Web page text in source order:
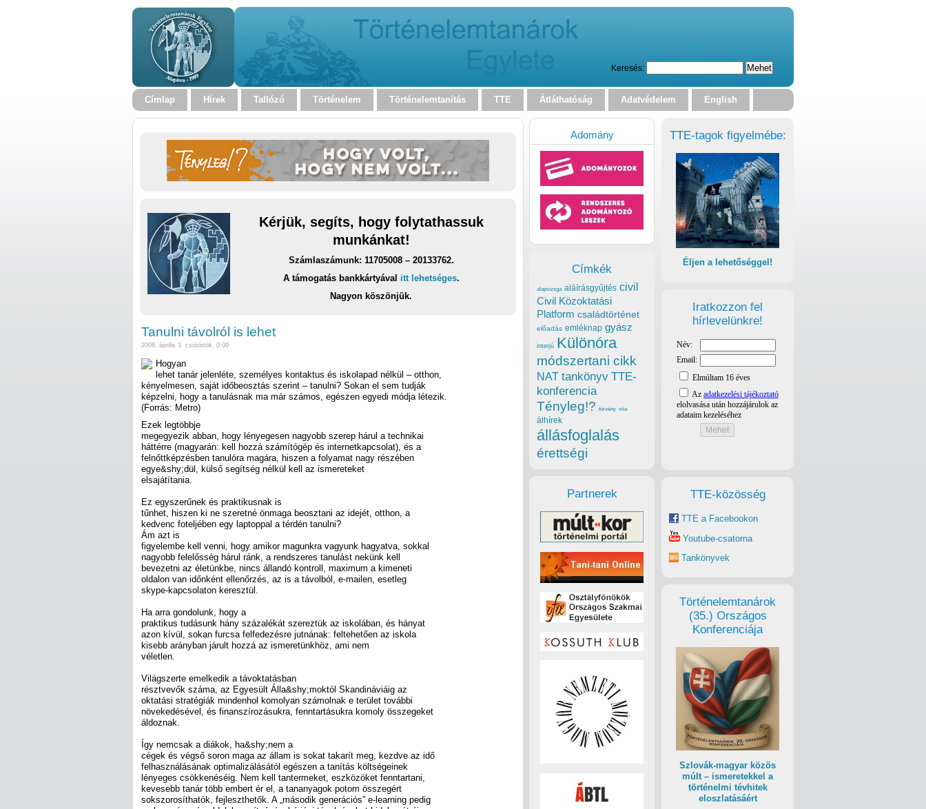
Keresés:
Címlap Hírek Tallózó Történelem Történelemtanítás TTE Átláthatóság Adatvédelem English
Kérjük, segíts, hogy folytathassuk
munkánkat!
Számlaszámunk: 11705008 – 20133762.
A támogatás bankkártyával itt lehetséges.
Nagyon köszönjük.
Tanulni távolról is lehet
2008. április 3. csütörtök, 0:00
Hogyan
lehet tanár jelenléte, személyes kontaktus és iskolapad nélkül – otthon,
kényelmesen, saját időbeosztás szerint – tanulni? Sokan el sem tudják
képzelni, hogy a tanulásnak ma már számos, egészen egyedi módja létezik.
(Forrás: Metro)
Ezek legtöbbje
megegyezik abban, hogy lényegesen nagyobb szerep hárul a technikai
háttérre (magyarán: kell hozzá számítógép és internetkapcsolat), és a
felnőttképzésben tanulóra magára, hiszen a folyamat nagy részében
egye&shy;dül, külső segítség nélkül kell az ismereteket
elsajátítania.
Ez egyszerűnek és praktikusnak is
tűnhet, hiszen ki ne szeretné önmaga beosztani az idejét, otthon, a
kedvenc foteljében egy laptoppal a térdén tanulni?
Ám azt is
figyelembe kell venni, hogy amikor magunkra vagyunk hagyatva, sokkal
nagyobb felelősség hárul ránk, a rendszeres tanulást nekünk kell
bevezetni az életünkbe, nincs állandó kontroll, maximum a kimeneti
oldalon van időnként ellenőrzés, az is a távolból, e-mailen, esetleg
skype-kapcsolaton keresztül.
Ha arra gondolunk, hogy a
praktikus tudásunk hány százalékát szereztük az iskolában, és hányat
azon kívül, sokan furcsa felfedezésre jutnának: feltehetően az iskola
kisebb arányban járult hozzá az ismeretünkhöz, ami nem
véletlen.
Világszerte emelkedik a távoktatásban
résztvevők száma, az Egyesült Álla&shy;moktól Skandináviáig az
oktatási stratégiák mindenhol komolyan számolnak e terület további
növekedésével, és finanszírozásukra, fenntartásukra komoly összegeket
áldoznak.
Így nemcsak a diákok, ha&shy;nem a
cégek és végső soron maga az állam is sokat takarít meg, kezdve az idő
felhasználásának optimalizálásától egészen a tanítás költségeinek
lényeges csökkenéséig. Nem kell tantermeket, eszközöket fenntartani,
kevesebb tanár több embert ér el, a tananyagok potom összegért
sokszorosíthatók, fejleszthetők. A „második generációs” e-learning pedig
TTE-tagok figyelmébe:
Éljen a lehetőséggel!
Iratkozzon fel
hírlevelünkre!
TTE-közösség
TTE a Facebookon
Youtube-csatorna
Tankönyvek
Történelemtanárok
(35.) Országos
Konferenciája
Szlovák-magyar közös
múlt – ismeretekkel a
történelmi tévhitek
eloszlatásáért
Adomány
Címkék
alapvizsga aláírásgyűjtés civil
Civil Közoktatási
Platform családtörténet
előadás emléknap gyász
interjú Különóra
módszertani cikk
NAT tankönyv TTE-
konferencia
Tényleg!? törvény vita
álhírek
állásfoglalás
érettségi
Partnerek